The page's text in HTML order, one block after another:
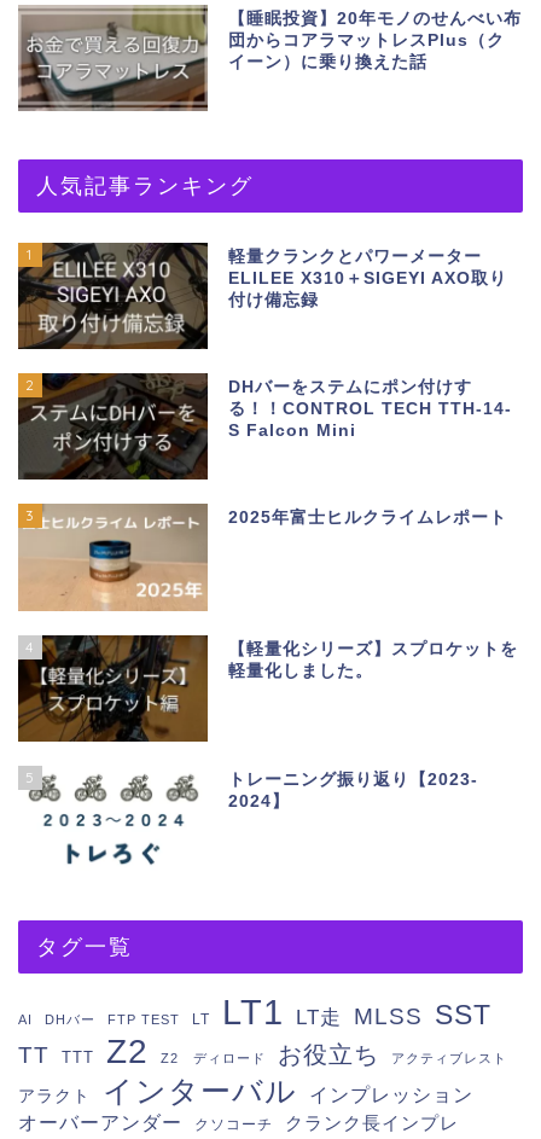
【睡眠投資】20年モノのせんべい布
団からコアラマットレスPlus（ク
イーン）に乗り換えた話
人気記事ランキング
1
軽量クランクとパワーメーター
ELILEE X310＋SIGEYI AXO取り
付け備忘録
2
DHバーをステムにポン付けす
る！！CONTROL TECH TTH-14-
S Falcon Mini
3 2025年富士ヒルクライムレポート
4
【軽量化シリーズ】スプロケットを
軽量化しました。
5
トレーニング振り返り【2023-
2024】
タグ一覧
AI DHバー FTP TEST LT LT1 LT走 MLSS SST
TT TTT Z2 Z2 ディロード お役立ち アクティブレスト
アラクト インターバル
インプレッション
オーバーアンダー
クソコーチ クランク長インプレ